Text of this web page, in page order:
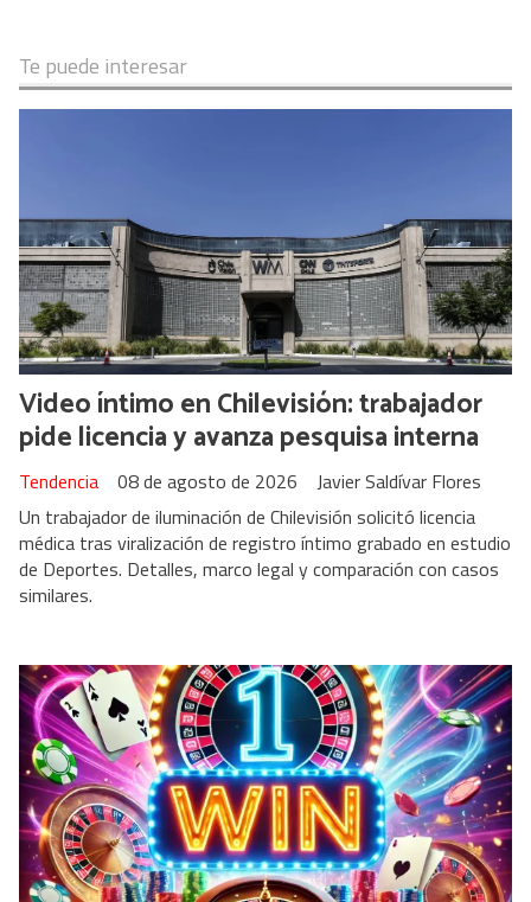
Te puede interesar
Video íntimo en Chilevisión: trabajador
pide licencia y avanza pesquisa interna
Javier Saldívar Flores
Tendencia
08 de agosto de 2026
Un trabajador de iluminación de Chilevisión solicitó licencia
médica tras viralización de registro íntimo grabado en estudio
de Deportes. Detalles, marco legal y comparación con casos
similares.